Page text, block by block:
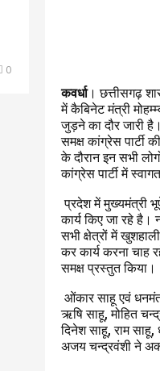
कवर्धा। छत्तीसगढ़
में कैबिनेट मंत्री
जुड़ने का दौर जारी
समक्ष कांग्रेस पार्टी
के दौरान इन सभी
कांग्रेस पार्टी में
प्रदेश में मुख्यमंत्री
कार्य किए जा रहे है।
सभी क्षेत्रों में
कर कार्य करना चाह
समक्ष प्रस्तुत किया।
ओंकार साहू एवं
ऋषि साहू, मोहित
दिनेश साहू, राम
अजय चन्द्रवंशी ने
0